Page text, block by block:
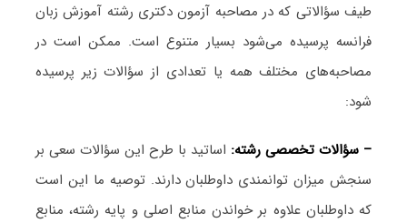
طیف سؤالاتی که در مصاحبه آزمون دکتری رشته آموزش زبان
فرانسه پرسیده می‌شود بسیار متنوع است. ممکن است در
مصاحبه‌های مختلف همه یا تعدادی از سؤالات زیر پرسیده
شود:
– سؤالات تخصصی رشته: اساتید با طرح این سؤالات سعی بر
سنجش میزان توانمندی داوطلبان دارند. توصیه ما این است
که داوطلبان علاوه بر خواندن منابع اصلی و پایه رشته، منابع